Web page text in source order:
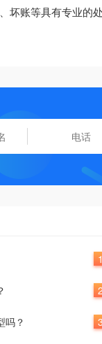
坏账等具有专业的
吗？